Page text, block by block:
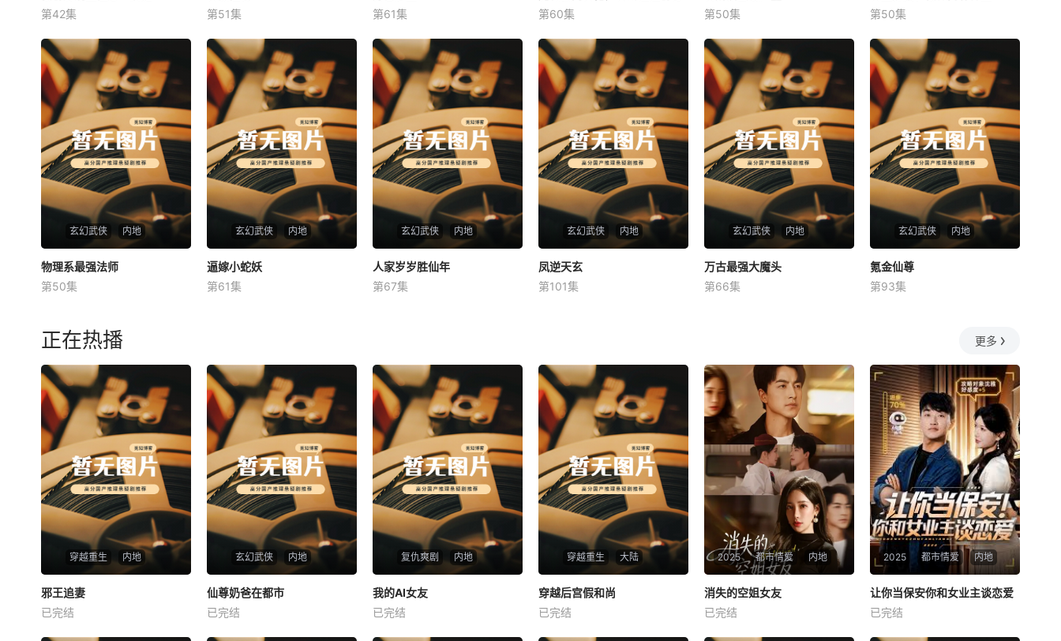
未知
第42集
未知
第51集
未知
第61集
未知
第60集
未知
第50集
未知
第50集
玄幻武侠 内地
物理系最强法师
未知
物理系最强法师
第50集
玄幻武侠 内地
逼嫁小蛇妖
未知
逼嫁小蛇妖
第61集
玄幻武侠 内地
人家岁岁胜仙年
未知
人家岁岁胜仙年
第67集
玄幻武侠 内地
凤逆天玄
未知
凤逆天玄
第101集
玄幻武侠 内地
万古最强大魔头
未知
万古最强大魔头
第66集
玄幻武侠 内地
氪金仙尊
未知
氪金仙尊
第93集
正在热播 更多
穿越重生 内地
邪王追妻
未知
邪王追妻
已完结
玄幻武侠 内地
仙尊奶爸在都市
未知
仙尊奶爸在都市
已完结
复仇爽剧 内地
我的AI女友
未知
我的AI女友
已完结
穿越重生 大陆
穿越后宫假和尚
未知
穿越后宫假和尚
已完结
2025 都市情爱 内地
消失的空姐女友
未知
消失的空姐女友
已完结
2025 都市情爱 内地
未知
让你当保安你和女业主谈恋爱
已完结